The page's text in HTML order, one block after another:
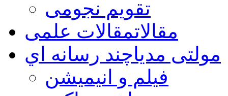
تقویم نجومی
مقالاتمقالات علمی
مولتی مدیاچند رسانه اي
فیلم و انیمیشن